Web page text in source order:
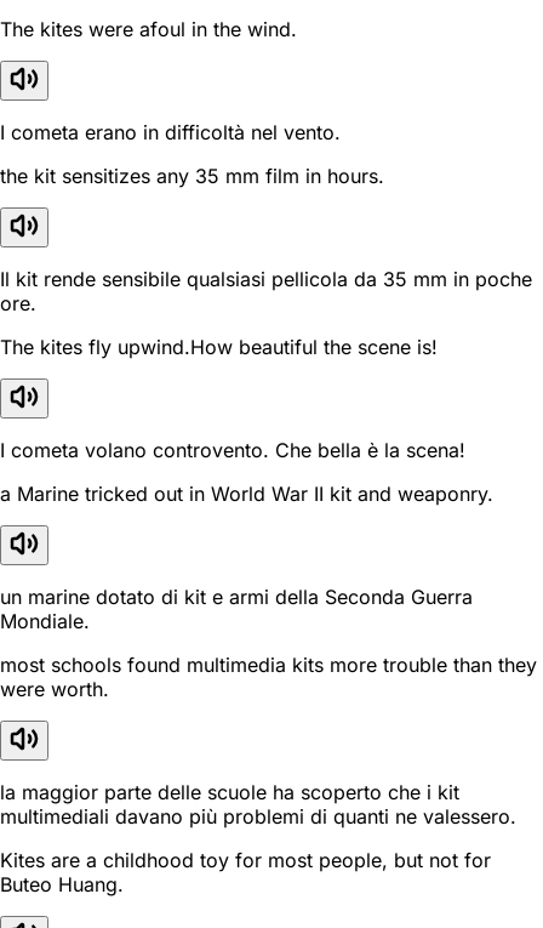
The kites were afoul in the wind.
I cometa erano in difficoltà nel vento.
the kit sensitizes any 35 mm film in hours.
Il kit rende sensibile qualsiasi pellicola da 35 mm in poche
ore.
The kites fly upwind.How beautiful the scene is!
I cometa volano controvento. Che bella è la scena!
a Marine tricked out in World War II kit and weaponry.
un marine dotato di kit e armi della Seconda Guerra
Mondiale.
most schools found multimedia kits more trouble than they
were worth.
la maggior parte delle scuole ha scoperto che i kit
multimediali davano più problemi di quanti ne valessero.
Kites are a childhood toy for most people, but not for
Buteo Huang.